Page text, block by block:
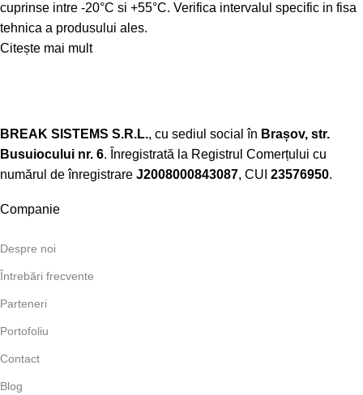
cuprinse intre -20°C si +55°C. Verifica intervalul specific in fisa
tehnica a produsului ales.
Citește mai mult
BREAK SISTEMS S.R.L., cu sediul social în Brașov, str.
Busuiocului nr. 6. Înregistrată la Registrul Comerțului cu
numărul de înregistrare J2008000843087, CUI 23576950.​
Companie
Despre noi
Întrebări frecvente
Parteneri
Portofoliu
Contact
Blog